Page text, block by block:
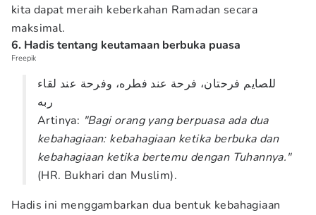
kita dapat meraih keberkahan Ramadan secara
maksimal.
6. Hadis tentang keutamaan berbuka puasa
Freepik
للصايم فرحتان، فرحة عند فطره، وفرحة عند لقاء
ربه
Artinya: "Bagi orang yang berpuasa ada dua
kebahagiaan: kebahagiaan ketika berbuka dan
kebahagiaan ketika bertemu dengan Tuhannya."
(HR. Bukhari dan Muslim).
Hadis ini menggambarkan dua bentuk kebahagiaan